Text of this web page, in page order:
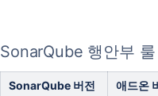
SonarQube 행안부
SonarQube 버전 애드온